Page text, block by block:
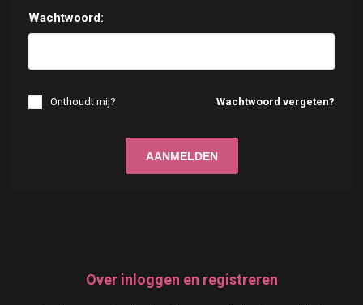
Wachtwoord:
Wachtwoord vergeten?
Onthoudt mij?
Over inloggen en registreren